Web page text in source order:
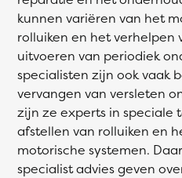
kunnen variëren van het
rolluiken en het verhelpen
uitvoeren van periodiek
specialisten zijn ook vaak
vervangen van versleten
zijn ze experts in speciale
afstellen van rolluiken en
motorische systemen.
specialist advies geven